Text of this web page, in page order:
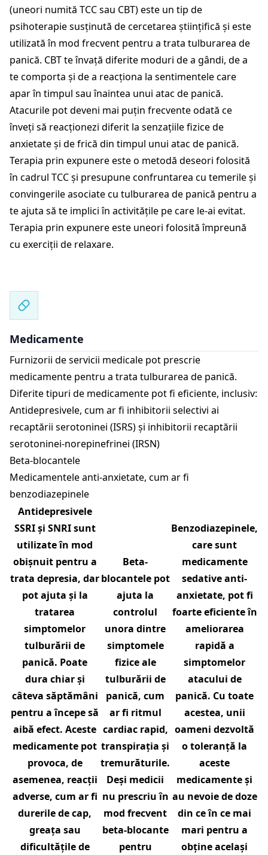
(uneori numită TCC sau CBT) este un tip de
psihoterapie susținută de cercetarea științifică și este
utilizată în mod frecvent pentru a trata tulburarea de
panică. CBT te învață diferite moduri de a gândi, de a
te comporta și de a reacționa la sentimentele care
apar în timpul sau înaintea unui atac de panică.
Atacurile pot deveni mai puțin frecvente odată ce
înveți să reacționezi diferit la senzațiile fizice de
anxietate și de frică din timpul unui atac de panică.
Terapia prin expunere este o metodă deseori folosită
în cadrul TCC și presupune confruntarea cu temerile și
convingerile asociate cu tulburarea de panică pentru a
te ajuta să te implici în activitățile pe care le-ai evitat.
Terapia prin expunere este uneori folosită împreună
cu exerciții de relaxare.
Medicamente
Furnizorii de servicii medicale pot prescrie
medicamente pentru a trata tulburarea de panică.
Diferite tipuri de medicamente pot fi eficiente, inclusiv:
Antidepresivele, cum ar fi inhibitorii selectivi ai
recaptării serotoninei (ISRS) și inhibitorii recaptării
serotoninei-norepinefrinei (IRSN)
Beta-blocantele
Medicamentele anti-anxietate, cum ar fi
benzodiazepinele
Antidepresivele
SSRI și SNRI sunt
utilizate în mod
obișnuit pentru a
trata depresia, dar
pot ajuta și la
tratarea
simptomelor
tulburării de
panică. Poate
dura chiar și
câteva săptămâni
pentru a începe să
aibă efect. Aceste
medicamente pot
provoca, de
asemenea, reacții
adverse, cum ar fi
durerile de cap,
greața sau
dificultățile de
Beta-
blocantele pot
ajuta la
controlul
unora dintre
simptomele
fizice ale
tulburării de
panică, cum
ar fi ritmul
cardiac rapid,
transpirația și
tremurăturile.
Deși medicii
nu prescriu în
mod frecvent
beta-blocante
pentru
Benzodiazepinele,
care sunt
medicamente
sedative anti-
anxietate, pot fi
foarte eficiente în
ameliorarea
rapidă a
simptomelor
atacului de
panică. Cu toate
acestea, unii
oameni dezvoltă
o toleranță la
aceste
medicamente și
au nevoie de doze
din ce în ce mai
mari pentru a
obține același